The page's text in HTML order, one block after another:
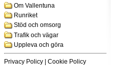
Om Vallentuna
Runriket
Stöd och omsorg
Trafik och vägar
Uppleva och göra
Privacy Policy Cookie Policy